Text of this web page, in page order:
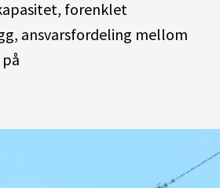
forenklet
ansvarsfordeling mellom